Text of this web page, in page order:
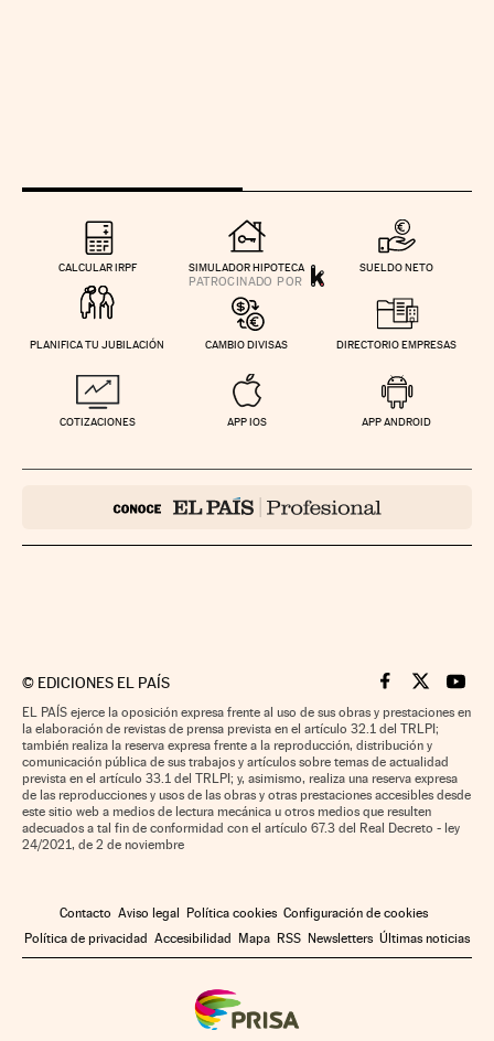
CALCULAR IRPF SIMULADOR HIPOTECA SUELDO NETO
PLANIFICA TU JUBILACIÓN CAMBIO DIVISAS DIRECTORIO EMPRESAS
COTIZACIONES APP IOS APP ANDROID
© EDICIONES EL PAÍS Cinco Días en
Cinco Días
Cinco
EL PAÍS ejerce la oposición expresa frente al uso de sus obras y prestaciones en
la elaboración de revistas de prensa prevista en el artículo 32.1 del TRLPI;
también realiza la reserva expresa frente a la reproducción, distribución y
comunicación pública de sus trabajos y artículos sobre temas de actualidad
prevista en el artículo 33.1 del TRLPI; y, asimismo, realiza una reserva expresa
de las reproducciones y usos de las obras y otras prestaciones accesibles desde
este sitio web a medios de lectura mecánica u otros medios que resulten
adecuados a tal fin de conformidad con el artículo 67.3 del Real Decreto - ley
24/2021, de 2 de noviembre
Contacto Aviso legal Política cookies Configuración de cookies
Política de privacidad Accesibilidad Mapa RSS Newsletters Últimas noticias